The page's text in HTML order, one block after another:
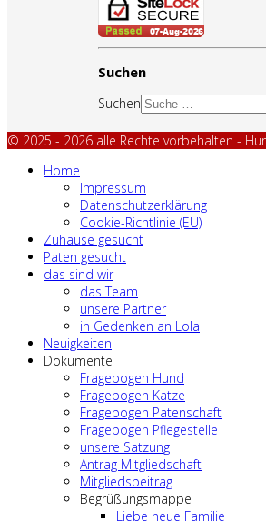
Suchen
Suchen
© 2025 - 2026 alle Rechte vorbehalten -
Home
Impressum
Datenschutzerklärung
Cookie-Richtlinie (EU)
Zuhause gesucht
Paten gesucht
das sind wir
das Team
unsere Partner
in Gedenken an Lola
Neuigkeiten
Dokumente
Fragebogen Hund
Fragebogen Katze
Fragebogen Patenschaft
Fragebogen Pflegestelle
unsere Satzung
Antrag Mitgliedschaft
Mitgliedsbeitrag
Begrüßungsmappe
Liebe neue Familie